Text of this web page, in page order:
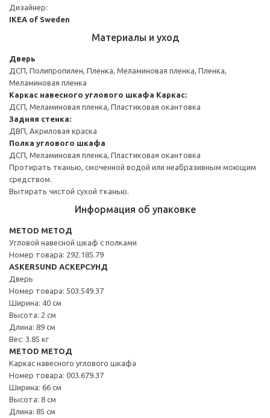
Дизайнер:
IKEA of Sweden
Материалы и уход
Дверь
ДСП, Полипропилен, Пленка, Меламиновая пленка, Пленка,
Меламиновая пленка
Каркас навесного углового шкафа Каркас:
ДСП, Меламиновая пленка, Пластиковая окантовка
Задняя стенка:
ДВП, Акриловая краска
Полка углового шкафа
ДСП, Меламиновая пленка, Пластиковая окантовка
Протирать тканью, смоченной водой или неабразивным моющим
средством.
Вытирать чистой сухой тканью.
Информация об упаковке
METOD МЕТОД
Угловой навесной шкаф с полками
Номер товара: 292.185.79
ASKERSUND АСКЕРСУНД
Дверь
Номер товара: 503.549.37
Ширина: 40 см
Высота: 2 см
Длина: 89 см
Вес: 3.85 кг
METOD МЕТОД
Каркас навесного углового шкафа
Номер товара: 003.679.37
Ширина: 66 см
Высота: 8 см
Длина: 85 см